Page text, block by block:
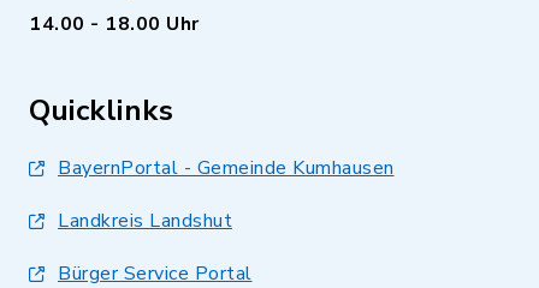
14.00 - 18.00 Uhr
Quicklinks
BayernPortal - Gemeinde Kumhausen
Landkreis Landshut
Bürger Service Portal